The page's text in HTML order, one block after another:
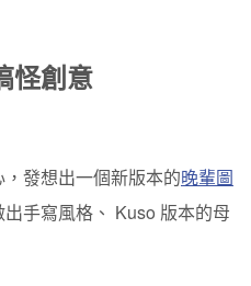
怪創意
發想出一個新版本的晚輩圖
出手寫風格、 Kuso 版本的母